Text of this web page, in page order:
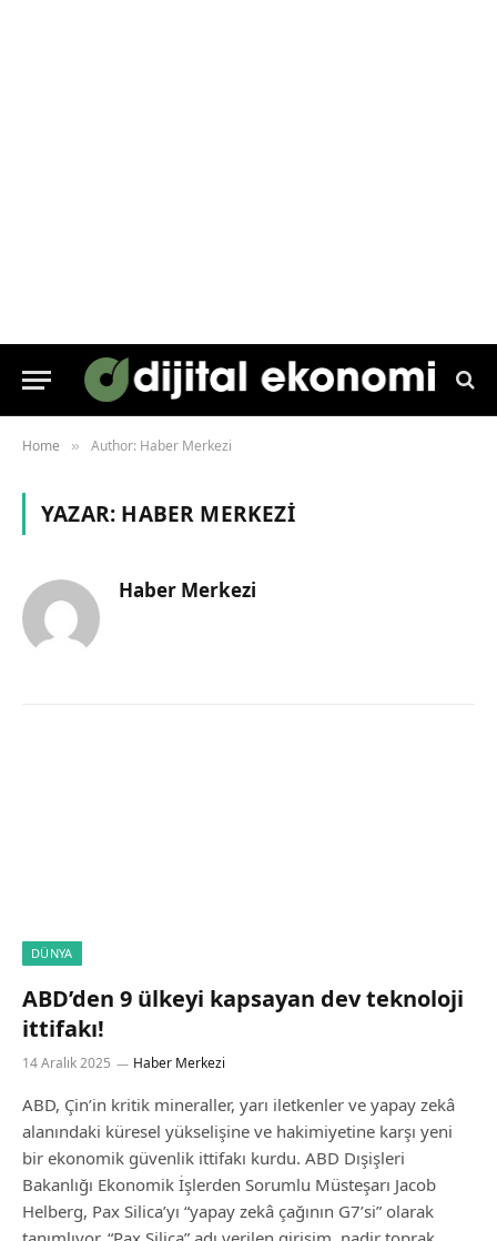
Home » Author: Haber Merkezi
YAZAR: HABER MERKEZI
Haber Merkezi
DÜNYA
ABD’den 9 ülkeyi kapsayan dev teknoloji
ittifakı!
14 Aralık 2025 Haber Merkezi
ABD, Çin’in kritik mineraller, yarı iletkenler ve yapay zekâ
alanındaki küresel yükselişine ve hakimiyetine karşı yeni
bir ekonomik güvenlik ittifakı kurdu. ABD Dışişleri
Bakanlığı Ekonomik İşlerden Sorumlu Müsteşarı Jacob
Helberg, Pax Silica’yı “yapay zekâ çağının G7’si” olarak